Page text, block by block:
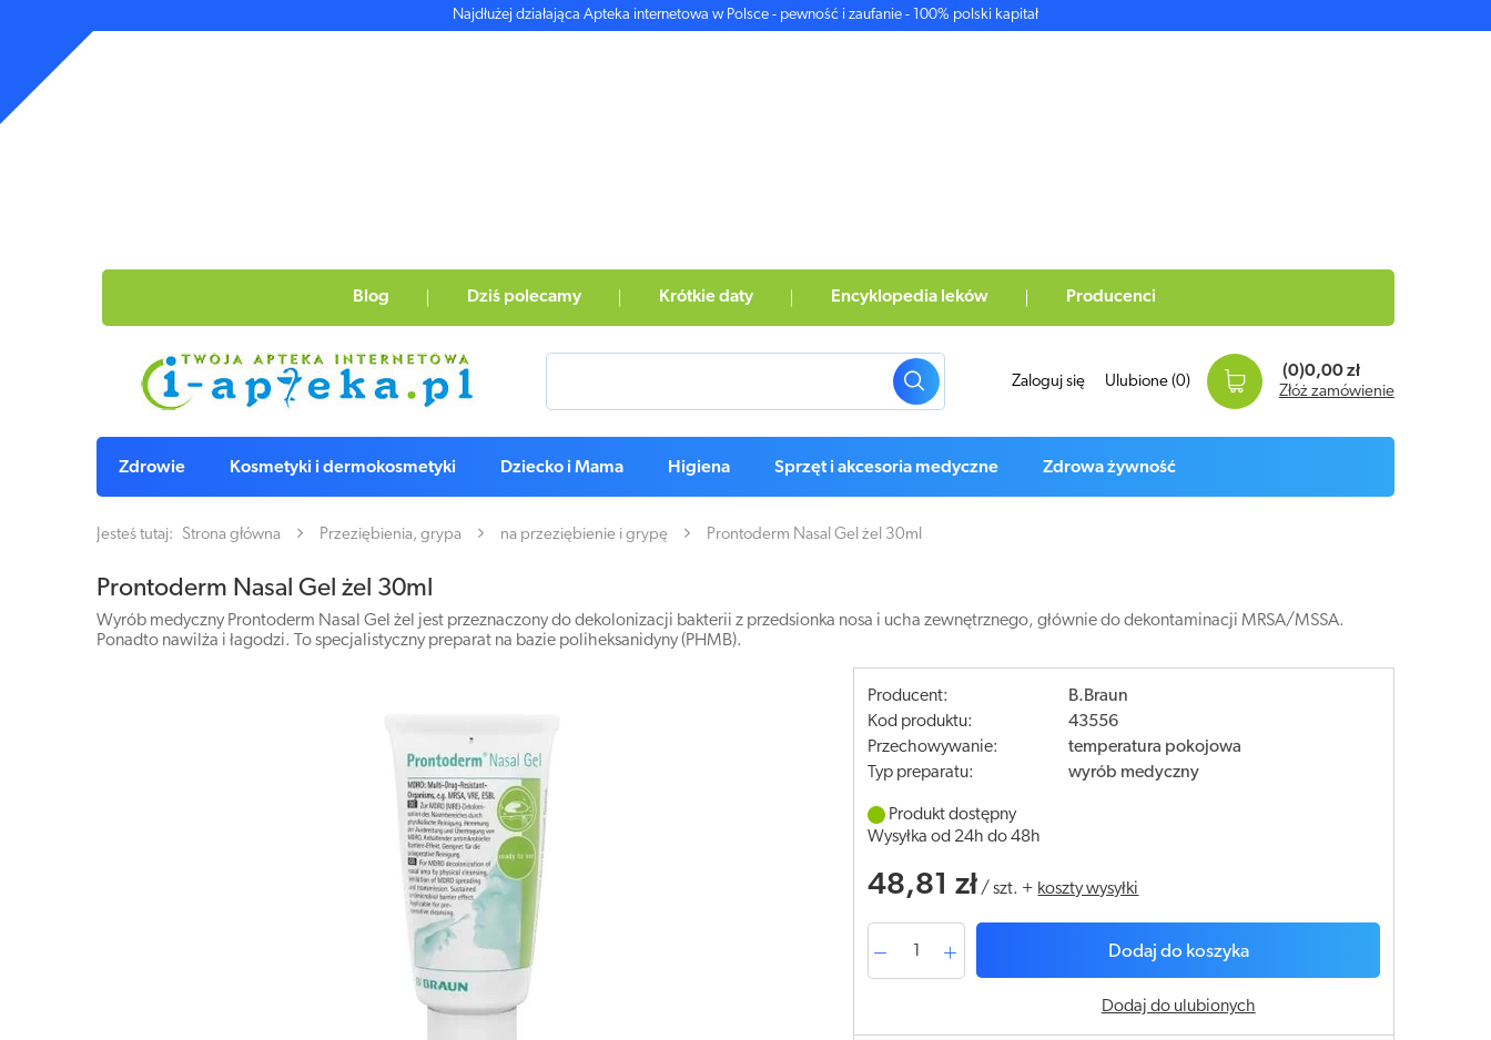
Najdłużej działająca Apteka internetowa w Polsce - pewność i zaufanie - 100% polski kapitał
Blog Dziś polecamy Krótkie daty Encyklopedia leków Producenci
Zaloguj się Ulubione (0)
(0)0,00 zł
Złóż zamówienie
Zdrowie Kosmetyki i dermokosmetyki Dziecko i Mama Higiena Sprzęt i akcesoria medyczne Zdrowa żywność
Jesteś tutaj: Strona główna Przeziębienia, grypa na przeziębienie i grypę Prontoderm Nasal Gel żel 30ml
Prontoderm Nasal Gel żel 30ml
Wyrób medyczny Prontoderm Nasal Gel żel jest przeznaczony do dekolonizacji bakterii z przedsionka nosa i ucha zewnętrznego, głównie do dekontaminacji MRSA/MSSA.
Ponadto nawilża i łagodzi. To specjalistyczny preparat na bazie poliheksanidyny (PHMB).
Producent:
B.Braun
Kod produktu:
43556
Przechowywanie:
temperatura pokojowa
Typ preparatu:
wyrób medyczny
Produkt dostępny
Wysyłka od 24h do 48h
48,81 zł /szt. + koszty wysyłki
Dodaj do koszyka
Dodaj do ulubionych